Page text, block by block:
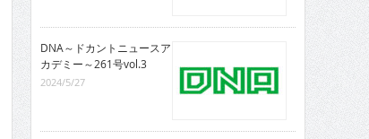
DNA～ドカントニュースア
カデミー～261号vol.3
2024/5/27